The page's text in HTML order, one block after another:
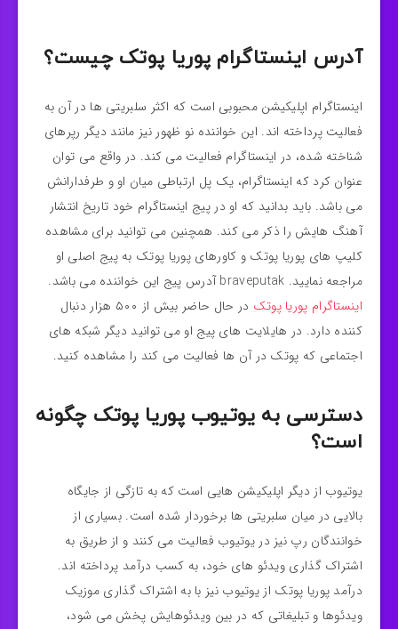
آدرس اینستاگرام پوریا پوتک چیست؟
اینستاگرام اپلیکیشن محبوبی است که اکثر سلبریتی ها در آن به
فعالیت پرداخته اند. این خواننده نو ظهور نیز مانند دیگر رپرهای
شناخته شده، در اینستاگرام فعالیت می کند. در واقع می توان
عنوان کرد که اینستاگرام، یک پل ارتباطی میان او و طرفدارانش
می باشد. باید بدانید که او در پیج اینستاگرام خود تاریخ انتشار
آهنگ هایش را ذکر می کند. همچنین می توانید برای مشاهده
کلیپ های پوریا پوتک و کاورهای پوریا پوتک به پیج اصلی او
مراجعه نمایید. braveputak آدرس پیج این خواننده می باشد.
اینستاگرام پوریا پوتک
در حال حاضر بیش از ۵۰۰ هزار دنبال
کننده دارد. در هایلایت های پیج او می توانید دیگر شبکه های
اجتماعی که پوتک در آن ها فعالیت می کند را مشاهده کنید.
دسترسی به یوتیوب پوریا پوتک چگونه
است؟
یوتیوب از دیگر اپلیکیشن هایی است که به تازگی از جایگاه
بالایی در میان سلبریتی ها برخوردار شده است. بسیاری از
خوانندگان رپ نیز در یوتیوب فعالیت می کنند و از طریق به
اشتراک گذاری ویدئو های خود، به کسب درآمد پرداخته اند.
درآمد پوریا پوتک از یوتیوب نیز با به اشتراک گذاری موزیک
ویدئوها و تبلیغاتی که در بین ویدئوهایش پخش می شود،